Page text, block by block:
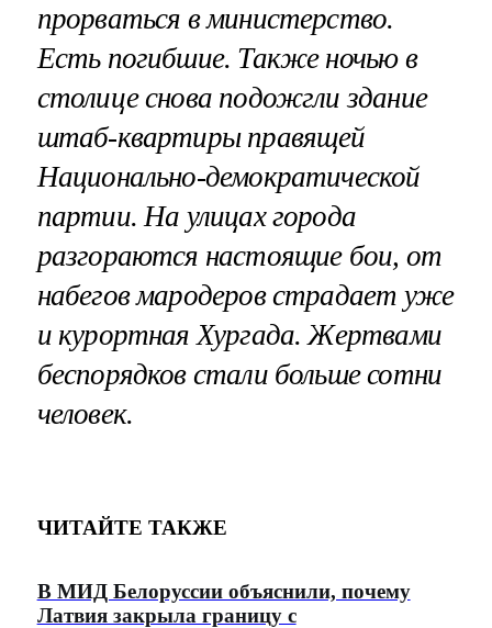
прорваться в министерство.
Есть погибшие. Также ночью в
столице снова подожгли здание
штаб-квартиры правящей
Национально-демократической
партии. На улицах города
разгораются настоящие бои, от
набегов мародеров страдает уже
и курортная Хургада. Жертвами
беспорядков стали больше сотни
человек.
ЧИТАЙТЕ ТАКЖЕ
В МИД Белоруссии объяснили, почему
Латвия закрыла границу с